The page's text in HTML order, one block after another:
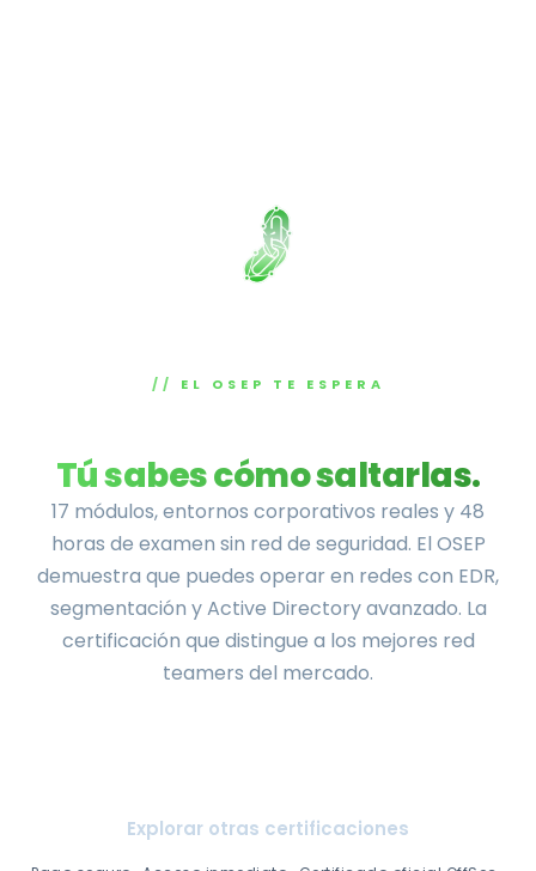
EL OSEP TE ESPERA
Tú sabes cómo saltarlas.
17 módulos, entornos corporativos reales y 48
horas de examen sin red de seguridad. El OSEP
demuestra que puedes operar en redes con EDR,
segmentación y Active Directory avanzado. La
certificación que distingue a los mejores red
teamers del mercado.
Explorar otras certificaciones